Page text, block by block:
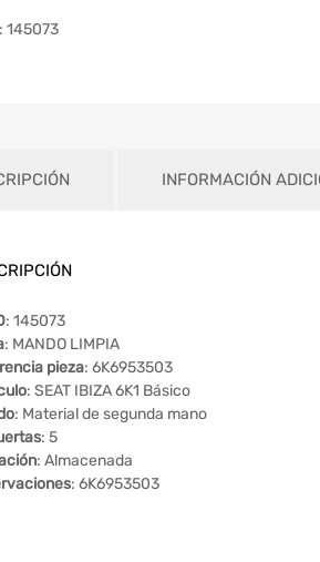
145073
INFORMACIÓN
: 145073
: MANDO LIMPIA
pieza: 6K6953503
: SEAT IBIZA 6K1 Básico
: Material de segunda mano
: 5
: Almacenada
: 6K6953503